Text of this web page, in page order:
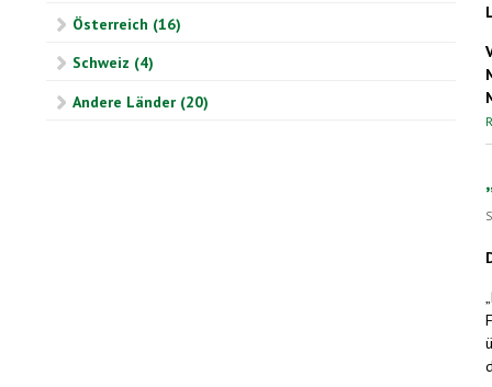
Österreich (16)
Schweiz (4)
Andere Länder (20)